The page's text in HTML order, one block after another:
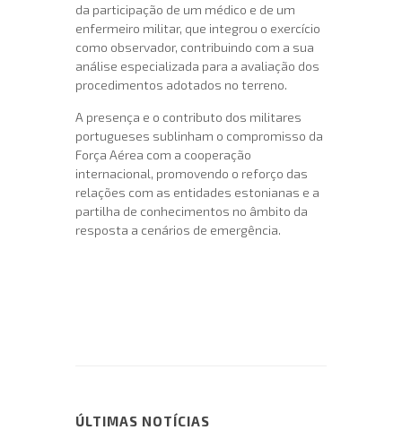
da participação de um médico e de um
enfermeiro militar, que integrou o exercício
como observador, contribuindo com a sua
análise especializada para a avaliação dos
procedimentos adotados no terreno.
A presença e o contributo dos militares
portugueses sublinham o compromisso da
Força Aérea com a cooperação
internacional, promovendo o reforço das
relações com as entidades estonianas e a
partilha de conhecimentos no âmbito da
resposta a cenários de emergência.
ÚLTIMAS NOTÍCIAS